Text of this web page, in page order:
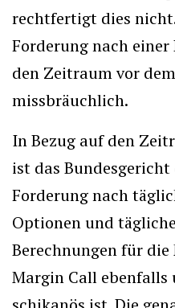
rechtfertigt dies
Forderung nach
den Zeitraum vor
missbräuchlich.
In Bezug auf den
ist das
Forderung nach
Optionen und
Berechnungen für
Margin Call